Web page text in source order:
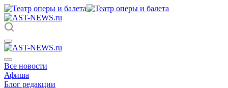
Все новости
Афиша
Блог редакции